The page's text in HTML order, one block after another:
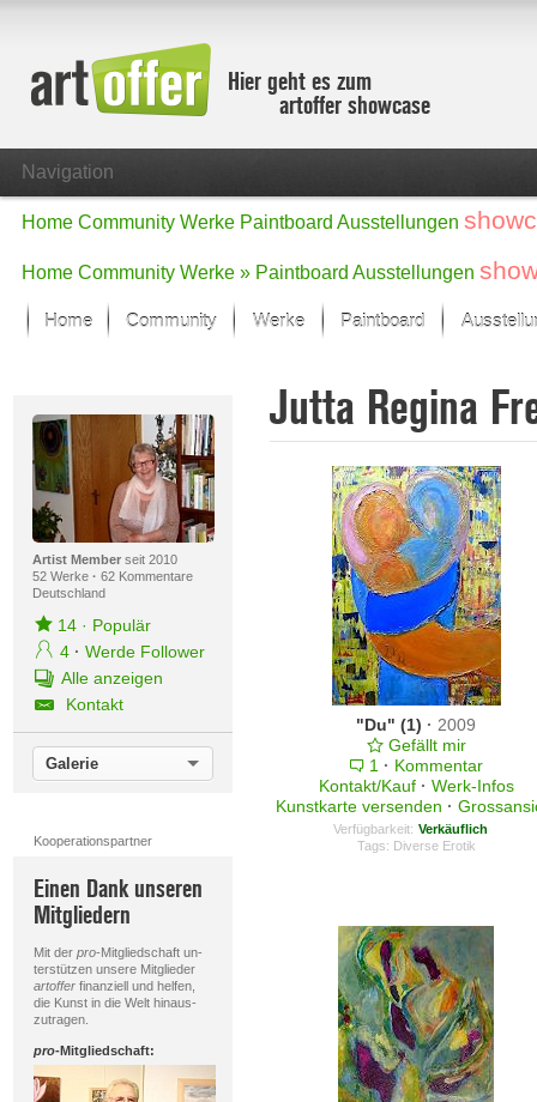
Hier geht es zum
artoffer showcase
Navigation
Home Community Werke Paintboard Ausstellungen
Home Community Werke » Paintboard Ausstellungen
Home Community Werke
Der letzte Monat im Fokus
Alle Fokus-Werke
Standard-Ansicht
Fokus-Werke
Neue Werke – Auswahl
Alle neuen Werke
Paintboard
Artist Memberseit 2010
52 Werke · 62 Kommentare
Deutschland
14· Populär
4 · Werde Follower
Alle anzeigen
Kontakt
Galerie
Kooperationspartner
Einen Dank unseren
Mitgliedern
Mit der pro-Mitgliedschaft un-
terstützen unsere Mitglieder
artofferfinanziell und helfen,
die Kunst in die Welt hinaus-
zutragen.
pro-Mitgliedschaft:
Jutta Regina
"Du" (1) · 2009
Gefällt mir
1 · Kommentar
Kontakt/Kauf · Werk-Infos
Kunstkarte versenden ·
Verfügbarkeit: Verkäuflich
Tags: Diverse Erotik